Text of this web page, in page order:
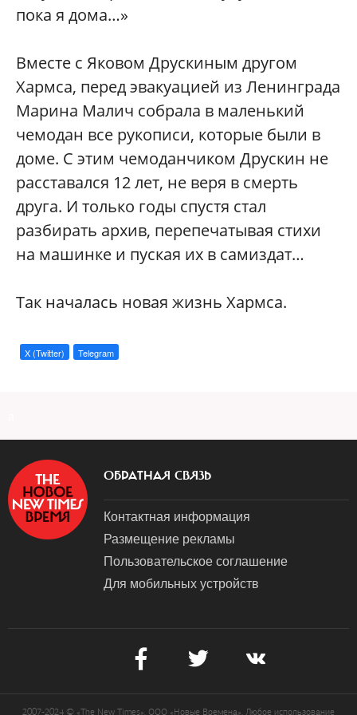
пока я дома…»
Вместе с Яковом Друскиным другом
Хармса, перед эвакуацией из Ленинграда
Марина Малич собрала в маленький
чемодан все рукописи, которые были в
доме. С этим чемоданчиком Друскин не
расставался 12 лет, не веря в смерть
друга. И только годы спустя стал
разбирать архив, перепечатывая стихи
на машинке и пуская их в самиздат…
Так началась новая жизнь Хармса.
X (Twitter) Telegram
ОБРАТНАЯ СВЯЗЬ
Контактная информация
Размещение рекламы
Пользовательское соглашение
Для мобильных устройств
2007-2024 © «The New Times». ООО «Новые Времена». Любое использование